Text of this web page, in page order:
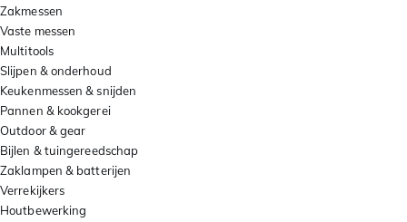
Zakmessen
Vaste messen
Multitools
Slijpen & onderhoud
Keukenmessen & snijden
Pannen & kookgerei
Outdoor & gear
Bijlen & tuingereedschap
Zaklampen & batterijen
Verrekijkers
Houtbewerking